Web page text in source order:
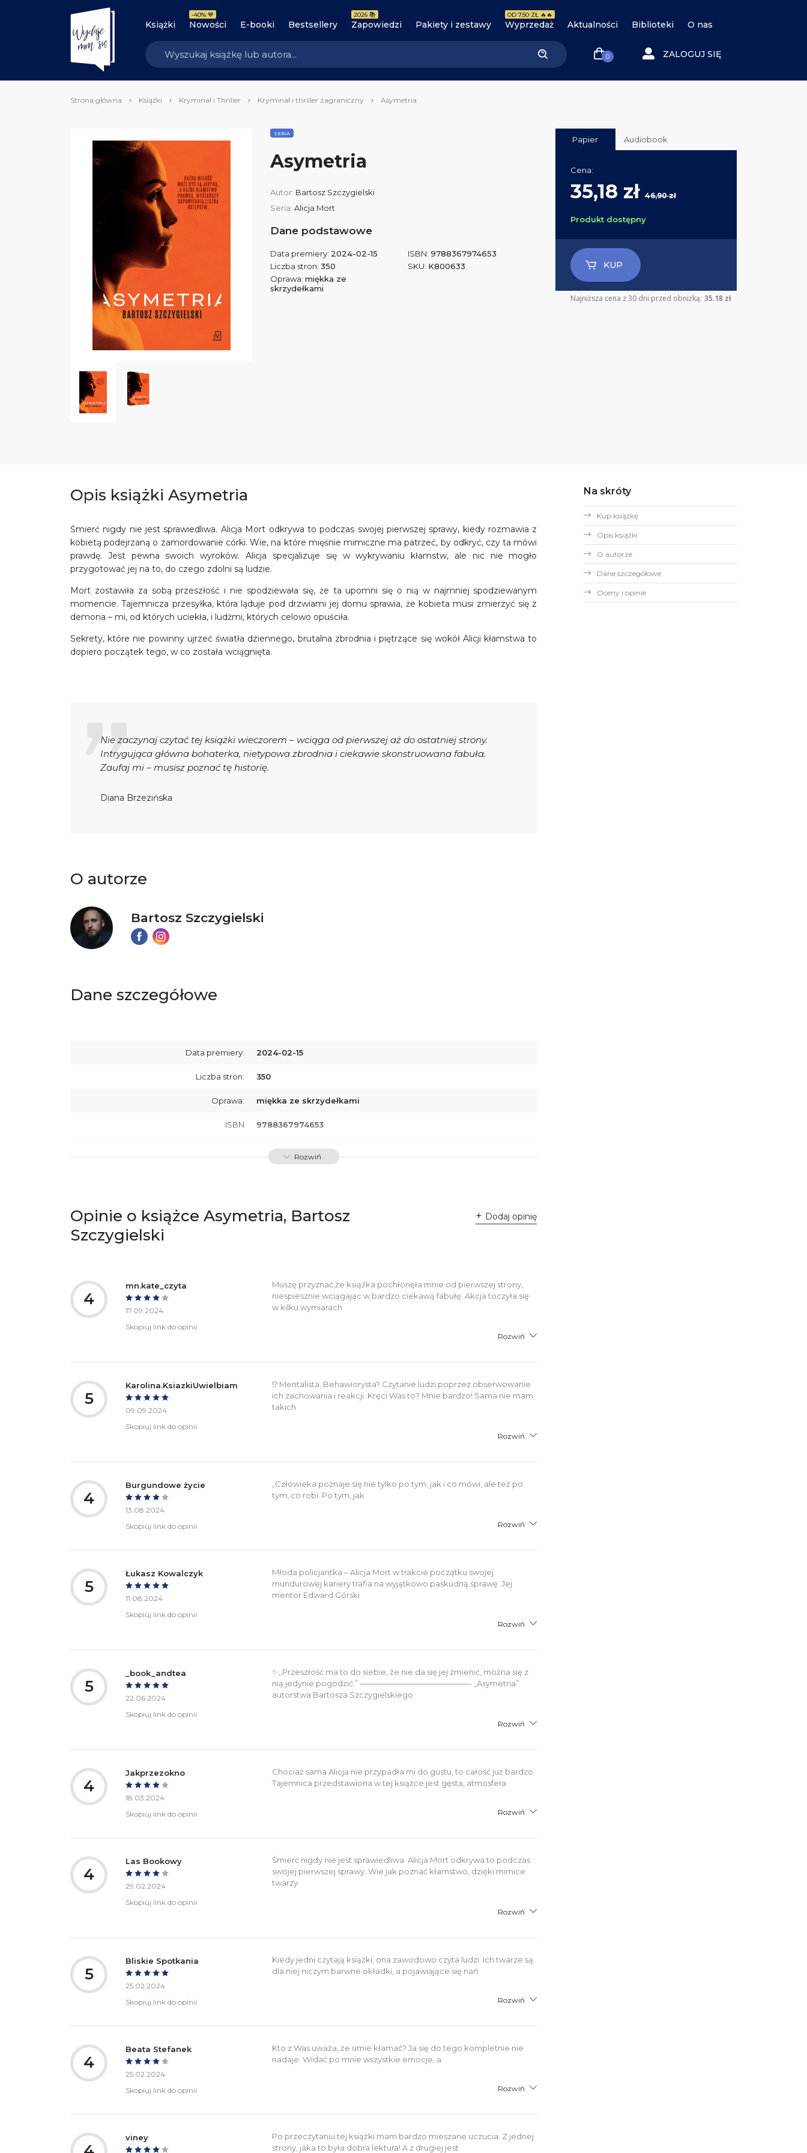
Książki Nowości
-40% 💙
E-booki Bestsellery Zapowiedzi
2026 📚
Pakiety i zestawy Wyprzedaż
OD 7.50 ZŁ 🔥🔥
Aktualności Biblioteki O nas
0 ZALOGUJ SIĘ
Strona główna Książki Kryminał i Thriller Kryminał i thriller zagraniczny Asymetria
SERIA
Asymetria
Autor: Bartosz Szczygielski
Seria: Alicja Mort
Dane podstawowe
Data premiery: 2024-02-15
Liczba stron: 350
Oprawa: miękka ze
skrzydełkami
ISBN: 9788367974653
SKU: K800633
Papier Audiobook
Cena:
35,18 zł46,90 zł
Produkt dostępny
KUP
Najniższa cena z 30 dni przed obniżką: 35.18 zł
Opis książki Asymetria
Śmierć nigdy nie jest sprawiedliwa. Alicja Mort odkrywa to podczas swojej pierwszej sprawy, kiedy rozmawia z
kobietą podejrzaną o zamordowanie córki. Wie, na które mięśnie mimiczne ma patrzeć, by odkryć, czy ta mówi
prawdę. Jest pewna swoich wyroków. Alicja specjalizuje się w wykrywaniu kłamstw, ale nic nie mogło
przygotować jej na to, do czego zdolni są ludzie.
Mort zostawiła za sobą przeszłość i nie spodziewała się, że ta upomni się o nią w najmniej spodziewanym
momencie. Tajemnicza przesyłka, która ląduje pod drzwiami jej domu sprawia, że kobieta musi zmierzyć się z
demona – mi, od których uciekła, i ludźmi, których celowo opuściła.
Sekrety, które nie powinny ujrzeć światła dziennego, brutalna zbrodnia i piętrzące się wokół Alicji kłamstwa to
dopiero początek tego, w co została wciągnięta.
Nie zaczynaj czytać tej książki wieczorem – wciąga od pierwszej aż do ostatniej strony.
Intrygująca główna bohaterka, nietypowa zbrodnia i ciekawie skonstruowana fabuła.
Zaufaj mi – musisz poznać tę historię.
Diana Brzezińska
O autorze
Bartosz Szczygielski
Dane szczegółowe
Data premiery: 2024-02-15
Liczba stron: 350
Oprawa: miękka ze skrzydełkami
ISBN 9788367974653
K800633
kontakt@wydajenamsie.pl
+48 61 623 38 38
Ostrzeżenia oraz informacje dotyczące
Rozwiń
Opinie o książce Asymetria, Bartosz
Szczygielski
Dodaj opinię
4
mn.kate_czyta
17.09.2024
Skopiuj link do opinii
Muszę przyznać,że książka pochłonęła mnie od pierwszej strony,
niespiesznie wciągając w bardzo ciekawą fabułę. Akcja toczyła się
w kilku wymiarach
Rozwiń
5
Karolina.KsiazkiUwielbiam
09.09.2024
Skopiuj link do opinii
⁉️ Mentalista, Behawiorysta? Czytanie ludzi poprzez obserwowanie
ich zachowania i reakcji. Kręci Was to? Mnie bardzo! Sama nie mam
takich
Rozwiń
4
Burgundowe życie
13.08.2024
Skopiuj link do opinii
„Człowieka poznaje się nie tylko po tym, jak i co mówi, ale też po
tym, co robi. Po tym, jak
Rozwiń
5
Łukasz Kowalczyk
11.08.2024
Skopiuj link do opinii
Młoda policjantka – Alicja Mort w trakcie początku swojej
mundurowej kariery trafia na wyjątkowo paskudną sprawę. Jej
mentor Edward Górski
Rozwiń
5
_book_andtea
22.06.2024
Skopiuj link do opinii
✨,,Przeszłość ma to do siebie, że nie da się jej zmienić, można się z
nią jedynie pogodzić.” ——————————————- „Asymetria”
autorstwa Bartosza Szczygielskiego
Rozwiń
4
Jakprzezokno
18.03.2024
Skopiuj link do opinii
Chociaż sama Alicja nie przypadła mi do gustu, to całość już bardzo.
Tajemnica przedstawiona w tej książce jest gęsta, atmosfera
Rozwiń
4
Las Bookowy
29.02.2024
Skopiuj link do opinii
Śmierć nigdy nie jest sprawiedliwa. Alicja Mort odkrywa to podczas
swojej pierwszej sprawy. Wie jak poznać kłamstwo, dzięki mimice
twarzy.
Rozwiń
5
Bliskie Spotkania
25.02.2024
Skopiuj link do opinii
Kiedy jedni czytają książki, ona zawodowo czyta ludzi. Ich twarze są
dla niej niczym barwne okładki, a pojawiające się nań
Rozwiń
4
Beata Stefanek
25.02.2024
Skopiuj link do opinii
Kto z Was uważa, że umie kłamać? Ja się do tego kompletnie nie
nadaje. Widać po mnie wszystkie emocje, a
Rozwiń
viney
Po przeczytaniu tej książki mam bardzo mieszane uczucia. Z jednej
strony, jaka to była dobra lektura! A z drugiej jest
Na skróty
Kup książkę
Opis książki
O autorze
Dane szczegółowe
Oceny i opinie